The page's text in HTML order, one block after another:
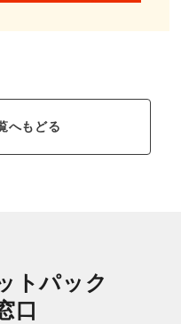
へもどる
トパック
口